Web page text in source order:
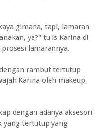
gimana, tapi, lamaran
ya?" tulis Karina di
lamarannya.
rambut tertutup
Karina oleh makeup,
dengan adanya aksesori
yang tertutup yang